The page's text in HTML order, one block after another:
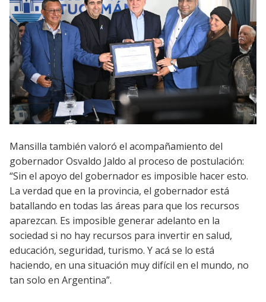
Mansilla también valoró el acompañamiento del
gobernador Osvaldo Jaldo al proceso de postulación:
“Sin el apoyo del gobernador es imposible hacer esto.
La verdad que en la provincia, el gobernador está
batallando en todas las áreas para que los recursos
aparezcan. Es imposible generar adelanto en la
sociedad si no hay recursos para invertir en salud,
educación, seguridad, turismo. Y acá se lo está
haciendo, en una situación muy difícil en el mundo, no
tan solo en Argentina”.